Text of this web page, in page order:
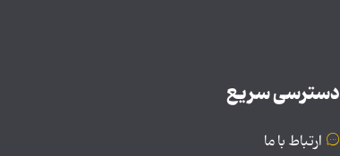
دسترسی سریع
ارتباط با ما